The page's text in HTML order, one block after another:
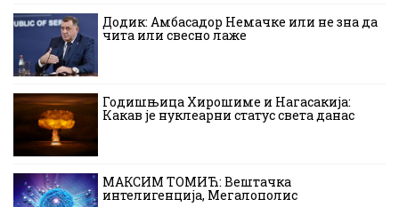
Додик: Амбасадор Немачке или не зна да
чита или свесно лаже
Годишњица Хирошиме и Нагасакија:
Какав је нуклеарни статус света данас
МАКСИМ ТОМИЋ: Вештачка
интелигенција, Мегалополис